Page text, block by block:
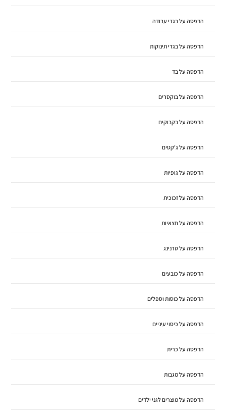
הדפסה על בגדי עבודה
הדפסה על בגדי תינוקות
הדפסה על בד
הדפסה על בוקסרים
הדפסה על בקבוקים
הדפסה על ג'קטים
הדפסה על גופיות
הדפסה על זכוכית
הדפסה על חצאיות
הדפסה על טרנינג
הדפסה על כובעים
הדפסה על כוסות וספלים
הדפסה על כיסוי עיניים
הדפסה על כרית
הדפסה על מגבות
הדפסה על מוצרים לגני ילדים